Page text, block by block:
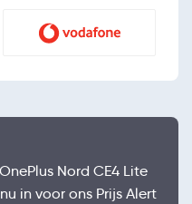
Nord CE4 Lite
in voor ons Prijs Alert